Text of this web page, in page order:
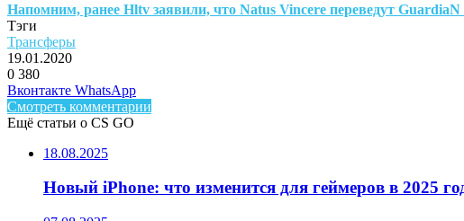
Напомним, ранее Hltv заявили, что Natus Vincere переведут GuardiaN
Тэги
Трансферы
19.01.2020
0 380
Facebook
Twitter
LinkedIn
Вконтакте WhatsAppTelegram
Смотреть комментарии
Ещё статьи о CS GO
18.08.2025
Новый iPhone: что изменится для геймеров в 2025